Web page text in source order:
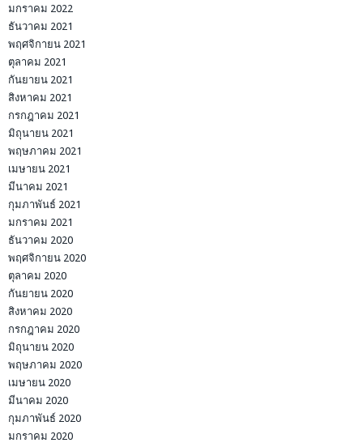
มกราคม 2022
ธันวาคม 2021
พฤศจิกายน 2021
ตุลาคม 2021
กันยายน 2021
สิงหาคม 2021
กรกฎาคม 2021
มิถุนายน 2021
พฤษภาคม 2021
เมษายน 2021
มีนาคม 2021
กุมภาพันธ์ 2021
มกราคม 2021
ธันวาคม 2020
พฤศจิกายน 2020
ตุลาคม 2020
กันยายน 2020
สิงหาคม 2020
กรกฎาคม 2020
มิถุนายน 2020
พฤษภาคม 2020
เมษายน 2020
มีนาคม 2020
กุมภาพันธ์ 2020
มกราคม 2020